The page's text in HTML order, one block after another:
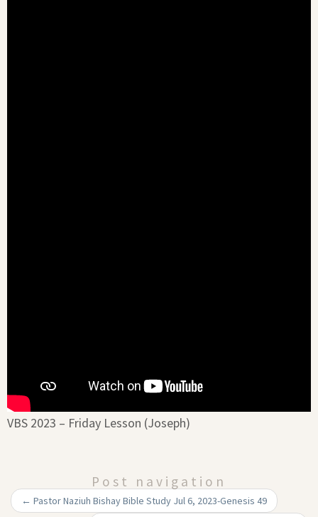
VBS 2023 – Friday Lesson (Joseph)
Post navigation
← Pastor Naziuh Bishay Bible Study Jul 6, 2023-Genesis 49